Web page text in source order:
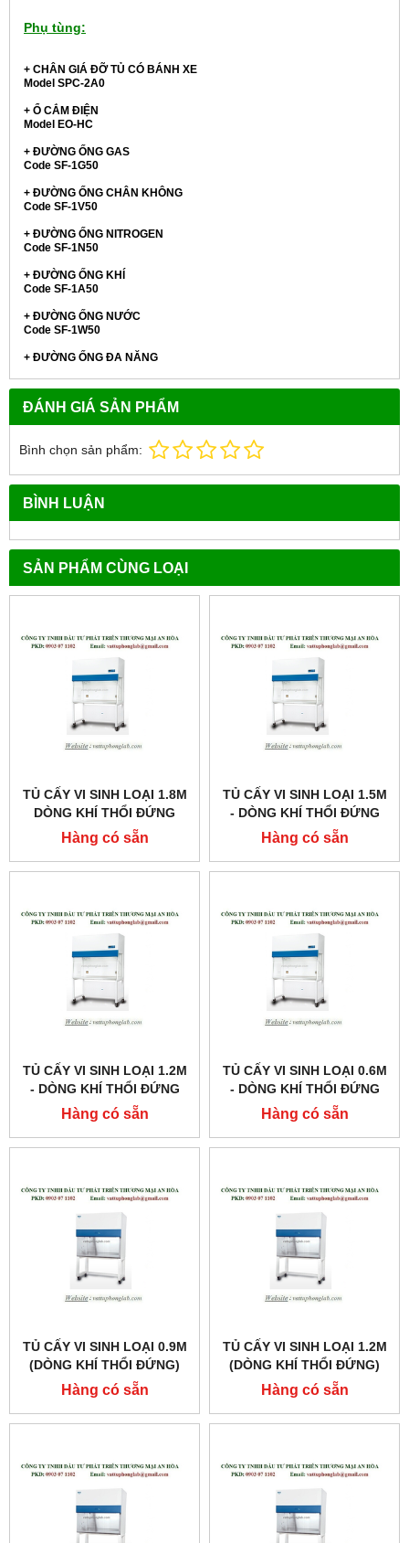
Phụ tùng:
+ CHÂN GIÁ ĐỠ TỦ CÓ BÁNH XE
Model SPC-2A0
+ Ổ CẮM ĐIỆN
Model EO-HC
+ ĐƯỜNG ỐNG GAS
Code SF-1G50
+ ĐƯỜNG ỐNG CHÂN KHÔNG
Code SF-1V50
+ ĐƯỜNG ỐNG NITROGEN
Code SF-1N50
+ ĐƯỜNG ỐNG KHÍ
Code SF-1A50
+ ĐƯỜNG ỐNG NƯỚC
Code SF-1W50
+ ĐƯỜNG ỐNG ĐA NĂNG
ĐÁNH GIÁ SẢN PHẨM
Bình chọn sản phẩm:
BÌNH LUẬN
SẢN PHẨM CÙNG LOẠI
TỦ CẤY VI SINH LOẠI 1.8M
DÒNG KHÍ THỔI ĐỨNG
MODEL:AVC-6D1
Hàng có sẵn
TỦ CẤY VI SINH LOẠI 1.5M
- DÒNG KHÍ THỔI ĐỨNG
MODEL:AVC-5D1
Hàng có sẵn
TỦ CẤY VI SINH LOẠI 1.2M
- DÒNG KHÍ THỔI ĐỨNG
MODEL:AVC-4D1
Hàng có sẵn
TỦ CẤY VI SINH LOẠI 0.6M
- DÒNG KHÍ THỔI ĐỨNG
MODEL: AVC-2D1
Hàng có sẵn
TỦ CẤY VI SINH LOẠI 0.9M
(DÒNG KHÍ THỔI ĐỨNG)
MODEL:LVC-3A1
Hàng có sẵn
TỦ CẤY VI SINH LOẠI 1.2M
(DÒNG KHÍ THỔI ĐỨNG)
MODEL: LVC-4A1
Hàng có sẵn